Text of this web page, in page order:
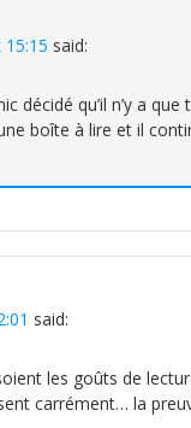
said:
décidé qu’il n’y a
boîte à lire et il
said:
les goûts de
carrément… la